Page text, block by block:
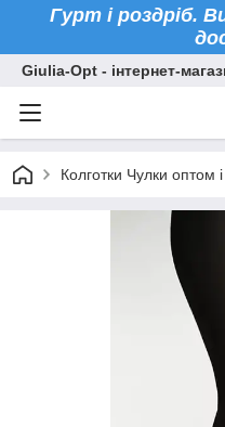
Гурт і роздріб.
Giulia-Opt - інтернет-
Колготки Чулки оптом